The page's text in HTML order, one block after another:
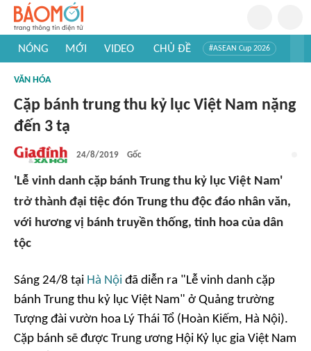
NÓNG MỚI VIDEO CHỦ ĐỀ #ASEAN Cup 2026
#Khám phá thế giới
VĂN HÓA
Cặp bánh trung thu kỷ lục Việt Nam nặng
đến 3 tạ
24/8/2019 Gốc
'Lễ vinh danh cặp bánh Trung thu kỷ lục Việt Nam'
trở thành đại tiệc đón Trung thu độc đáo nhân văn,
với hương vị bánh truyền thống, tinh hoa của dân
tộc
Sáng 24/8 tại Hà Nội đã diễn ra "Lễ vinh danh cặp
bánh Trung thu kỷ lục Việt Nam" ở Quảng trường
Tượng đài vườn hoa Lý Thái Tổ (Hoàn Kiếm, Hà Nội).
Cặp bánh sẽ được Trung ương Hội Kỷ lục gia Việt Nam